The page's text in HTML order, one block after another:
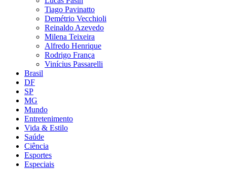
Tiago Pavinatto
Demétrio Vecchioli
Reinaldo Azevedo
Milena Teixeira
Alfredo Henrique
Rodrigo França
Vinícius Passarelli
Brasil
DF
SP
MG
Mundo
Entretenimento
Vida & Estilo
Saúde
Ciência
Esportes
Especiais